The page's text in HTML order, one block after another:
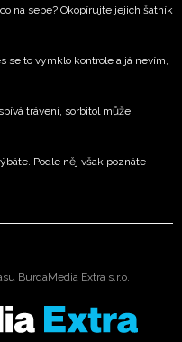
na sebe? Okopírujte jejich šatník
se to vymklo kontrole a já nevím,
trávení, sorbitol může
Podle něj však poznáte
BurdaMedia Extra s.r.o.